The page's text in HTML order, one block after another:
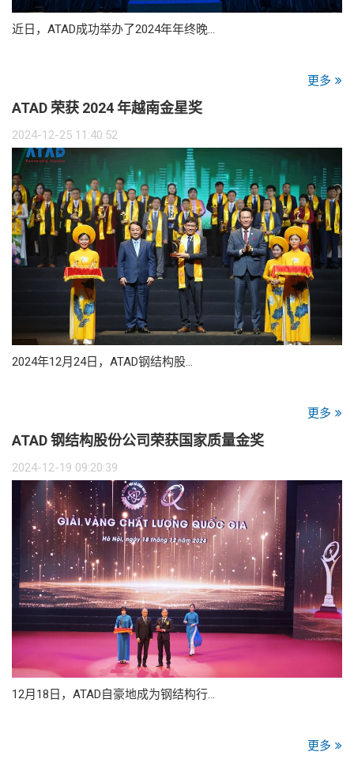
近日，ATAD成功举办了2024年年终晚…
更多
ATAD 荣获 2024 年越南金星奖
2024-12-25 11:40:52
2024年12月24日，ATAD钢结构股…
更多
ATAD 钢结构股份公司荣获国家质量金奖
2024-12-19 09:20:39
12月18日，ATAD自豪地成为钢结构行…
更多